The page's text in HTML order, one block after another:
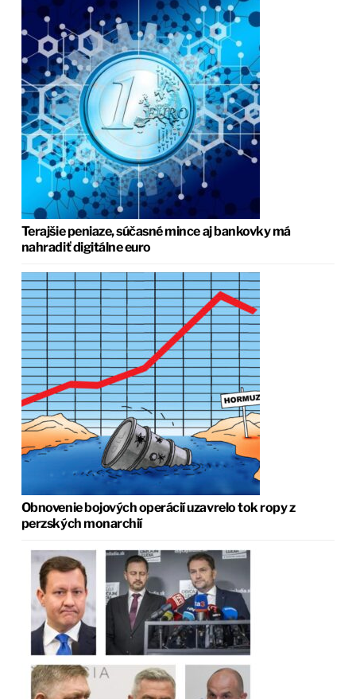
Terajšie peniaze, súčasné mince aj bankovky má
nahradiť digitálne euro
Obnovenie bojových operácií uzavrelo tok ropy z
perzských monarchií